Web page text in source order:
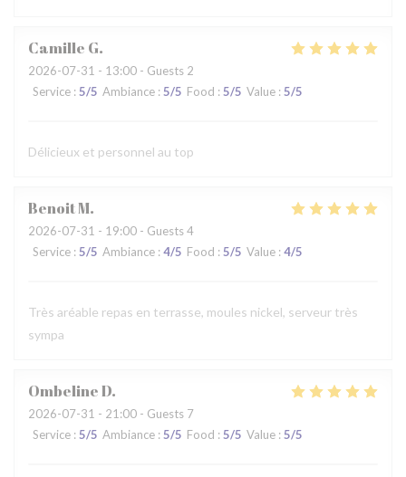
Camille G
2026-07-31 - 13:00 - Guests 2
Service : 5/5 Ambiance : 5/5 Food : 5/5 Value : 5/5
Délicieux et personnel au top
BenoitM
2026-07-31 - 19:00 - Guests 4
Service : 5/5 Ambiance : 4/5 Food : 5/5 Value : 4/5
Très aréable repas en terrasse, moules nickel, serveur très
sympa
OmbelineD
2026-07-31 - 21:00 - Guests 7
Service : 5/5 Ambiance : 5/5 Food : 5/5 Value : 5/5